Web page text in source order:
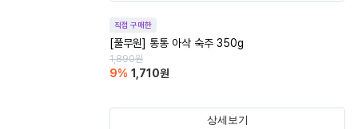
직접 구매한
[풀무원] 통통 아삭 숙주 350g
1,890원
9% 1,710원
상세보기